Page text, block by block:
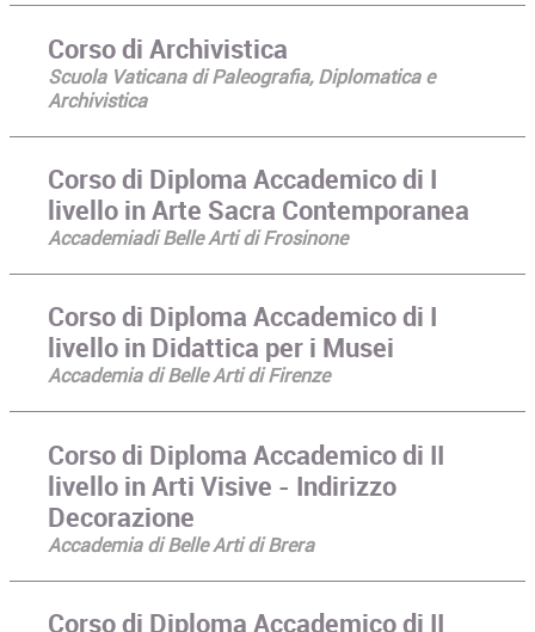
Corso di Archivistica
Scuola Vaticana di Paleografia, Diplomatica e
Archivistica
Corso di Diploma Accademico di I
livello in Arte Sacra Contemporanea
Accademiadi Belle Arti di Frosinone
Corso di Diploma Accademico di I
livello in Didattica per i Musei
Accademia di Belle Arti di Firenze
Corso di Diploma Accademico di II
livello in Arti Visive - Indirizzo
Decorazione
Accademia di Belle Arti di Brera
Corso di Diploma Accademico di II